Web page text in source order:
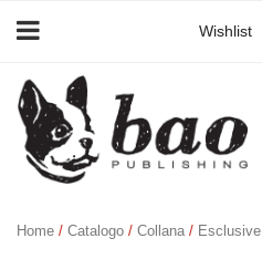
Wishlist
Home / Catalogo / Collana / Esclusive